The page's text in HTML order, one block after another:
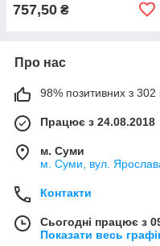
757,50 ₴
Про нас
98% позитивних з 302
Працює з 24.08.2018
м. Суми
м. Суми, вул.
Контакти
Сьогодні працює з
Показати весь